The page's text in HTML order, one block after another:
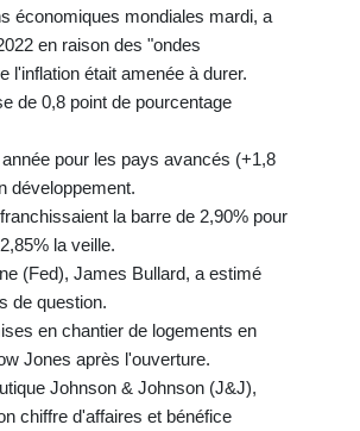
économiques mondiales mardi, a
en raison des "ondes
l'inflation était amenée à durer.
de 0,8 point de pourcentage
pour les pays avancés (+1,8
développement.
la barre de 2,90% pour
la veille.
(Fed), James Bullard, a estimé
de question.
en chantier de logements en
Jones après l'ouverture.
Johnson & Johnson (J&J),
chiffre d'affaires et bénéfice